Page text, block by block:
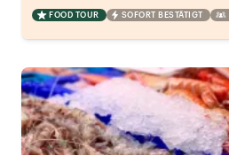
FOOD TOUR SOFORT BESTÄTIGT